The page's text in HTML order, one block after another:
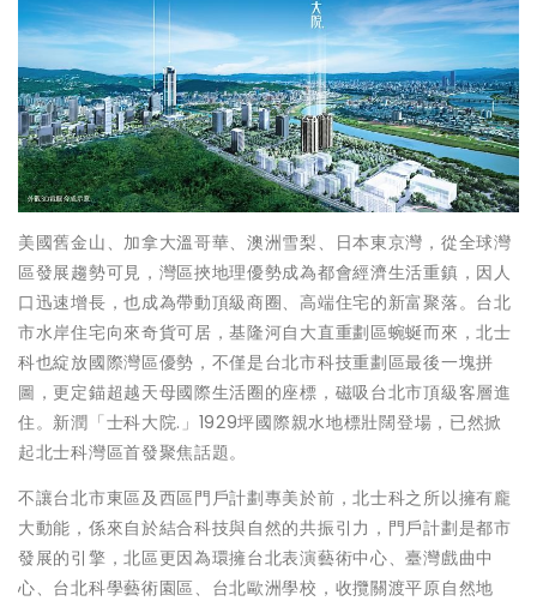
美國舊金山、加拿大溫哥華、澳洲雪梨、日本東京灣，從全球灣
區發展趨勢可見，灣區挾地理優勢成為都會經濟生活重鎮，因人
口迅速增長，也成為帶動頂級商圈、高端住宅的新富聚落。台北
市水岸住宅向來奇貨可居，基隆河自大直重劃區蜿蜒而來，北士
科也綻放國際灣區優勢，不僅是台北市科技重劃區最後一塊拼
圖，更定錨超越天母國際生活圈的座標，磁吸台北市頂級客層進
住。新潤「士科大院.」1929坪國際親水地標壯闊登場，已然掀
起北士科灣區首發聚焦話題。
不讓台北市東區及西區門戶計劃專美於前，北士科之所以擁有龐
大動能，係來自於結合科技與自然的共振引力，門戶計劃是都市
發展的引擎，北區更因為環擁台北表演藝術中心、臺灣戲曲中
心、台北科學藝術園區、台北歐洲學校，收攬關渡平原自然地